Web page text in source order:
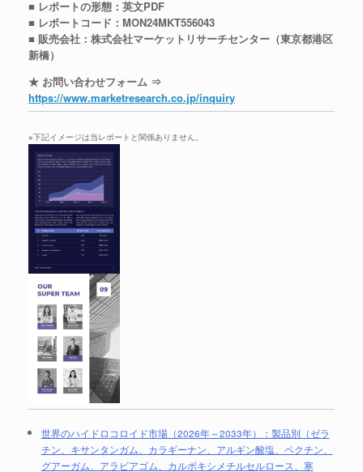
■ レポートの形態：英文PDF
■ レポートコード：MON24MKT556043
■ 販売会社：株式会社マーケットリサーチセンター（東京都港区
新橋）
★ お問い合わせフォーム ⇒
https://www.marketresearch.co.jp/inquiry
※下記イメージは当レポートと関係ありません。
世界のハイドロコロイド市場（2026年～2033年）：製品別（ゼラ
チン、キサンタンガム、カラギーナン、アルギン酸塩、ペクチン、
グアーガム、アラビアゴム、カルボキシメチルセルロース、寒